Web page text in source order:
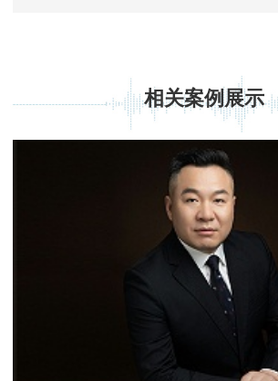
相关案例展示